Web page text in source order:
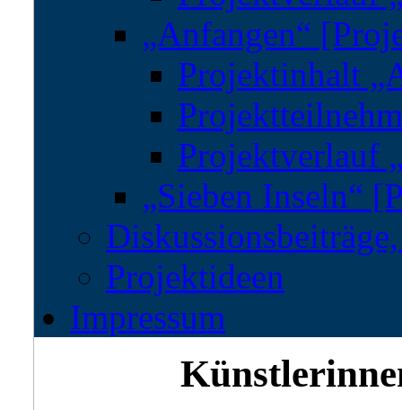
„Anfangen“
Projektinhalt
Projektverlauf
„Sieben Inseln“
Projektideen
Impressum